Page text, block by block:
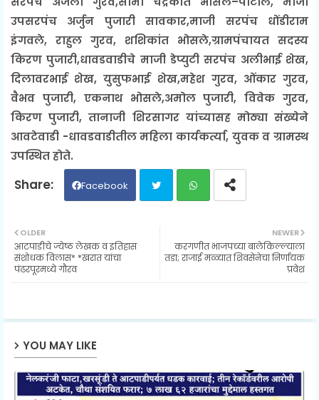
उपसरपंच अर्जुन पुजारी सावकार,माजी सरपंच धोंडीराम
इंगवले, राहुल गुरव, शशिकांत भोसले,ग्रामपंचायत सदस्य
किरण पुजारी,धावडवाडीचे माजी डेप्युटी सरपंच अलीभाई शेख,
दिलावरभाई शेख, युसुफभाई शेख,महेश गुरव, ओंकार गुरव,
वैभव पुजारी, एकनाथ भोसले,अमोल पुजारी, विवेक गुरव,
किरण पुजारी, तानाजी शिरसागर यांच्यासह मोठ्या संख्येने
आवटेवाडी -धावडवाडीतील महिला कार्यकर्त्या, युवक व ग्रामस्थ
उपस्थित होते.
Facebook
ats
NEWER
करगणीत भाजपच्या बालेकिल्ल्याला
तडा; राजाई मळ्यात शिवसेनेचा निर्णायक
प्रवेश
OLDER
आटपाडीचे ज्येष्ठ लेखक व इतिहास
संशोधक विलास* *खरात यांचा
पंढरपूरमध्ये गौरव
YOU MAY LIKE